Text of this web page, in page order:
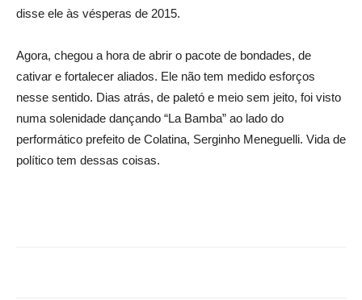
disse ele às vésperas de 2015.
Agora, chegou a hora de abrir o pacote de bondades, de
cativar e fortalecer aliados. Ele não tem medido esforços
nesse sentido. Dias atrás, de paletó e meio sem jeito, foi visto
numa solenidade dançando “La Bamba” ao lado do
performático prefeito de Colatina, Serginho Meneguelli. Vida de
político tem dessas coisas.